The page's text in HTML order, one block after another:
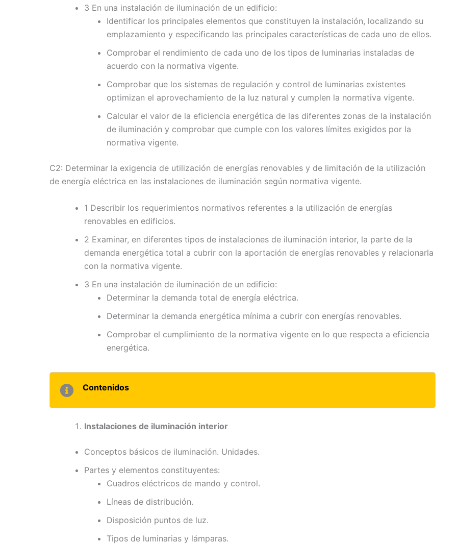
3 En una instalación de iluminación de un edificio:
Identificar los principales elementos que constituyen la instalación, localizando su
emplazamiento y especificando las principales características de cada uno de ellos.
Comprobar el rendimiento de cada uno de los tipos de luminarias instaladas de
acuerdo con la normativa vigente.
Comprobar que los sistemas de regulación y control de luminarias existentes
optimizan el aprovechamiento de la luz natural y cumplen la normativa vigente.
Calcular el valor de la eficiencia energética de las diferentes zonas de la instalación
de iluminación y comprobar que cumple con los valores límites exigidos por la
normativa vigente.
C2: Determinar la exigencia de utilización de energías renovables y de limitación de la utilización
de energía eléctrica en las instalaciones de iluminación según normativa vigente.
1 Describir los requerimientos normativos referentes a la utilización de energías
renovables en edificios.
2 Examinar, en diferentes tipos de instalaciones de iluminación interior, la parte de la
demanda energética total a cubrir con la aportación de energías renovables y relacionarla
con la normativa vigente.
3 En una instalación de iluminación de un edificio:
Determinar la demanda total de energía eléctrica.
Determinar la demanda energética mínima a cubrir con energías renovables.
Comprobar el cumplimiento de la normativa vigente en lo que respecta a eficiencia
energética.
Contenidos
Instalaciones de iluminación interior
Conceptos básicos de iluminación. Unidades.
Partes y elementos constituyentes:
Cuadros eléctricos de mando y control.
Líneas de distribución.
Disposición puntos de luz.
Tipos de luminarias y lámparas.